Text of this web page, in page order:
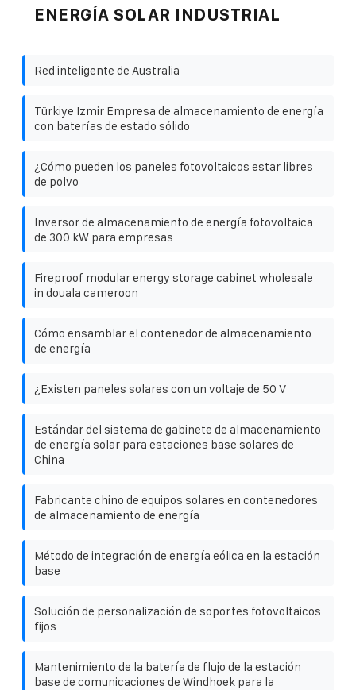
ENERGÍA SOLAR INDUSTRIAL
Red inteligente de Australia
Türkiye Izmir Empresa de almacenamiento de energía
con baterías de estado sólido
¿Cómo pueden los paneles fotovoltaicos estar libres
de polvo
Inversor de almacenamiento de energía fotovoltaica
de 300 kW para empresas
Fireproof modular energy storage cabinet wholesale
in douala cameroon
Cómo ensamblar el contenedor de almacenamiento
de energía
¿Existen paneles solares con un voltaje de 50 V
Estándar del sistema de gabinete de almacenamiento
de energía solar para estaciones base solares de
China
Fabricante chino de equipos solares en contenedores
de almacenamiento de energía
Método de integración de energía eólica en la estación
base
Solución de personalización de soportes fotovoltaicos
fijos
Mantenimiento de la batería de flujo de la estación
base de comunicaciones de Windhoek para la